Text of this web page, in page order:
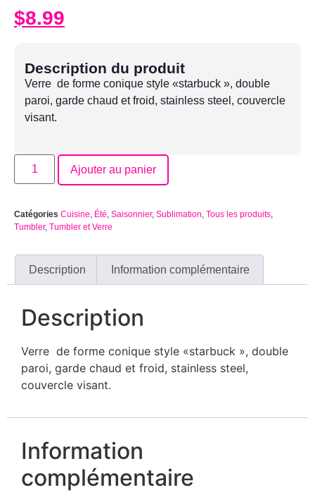
$8.99
Description du produit
Verre de forme conique style «starbuck », double
paroi, garde chaud et froid, stainless steel, couvercle
visant.
Ajouter au panier
Catégories Cuisine Été Saisonnier, Sublimation Tous les produits
Tumbler, Tumbler et Verre
Description Information complémentaire
Description
Verre de forme conique style «starbuck », double
paroi, garde chaud et froid, stainless steel,
couvercle visant.
Information
complémentaire